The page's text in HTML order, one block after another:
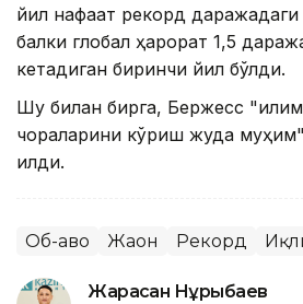
йил нафақат рекорд даражадаги
балки глобал ҳарорат 1,5
кетадиган биринчи йил бўлди.
Шу билан бирга, Бержесс
чораларини кўриш жуда
қилди.
Об-ҳаво Жаҳон Рекорд
Жарасқан Нұрыбаев